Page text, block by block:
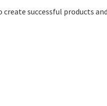
successful products